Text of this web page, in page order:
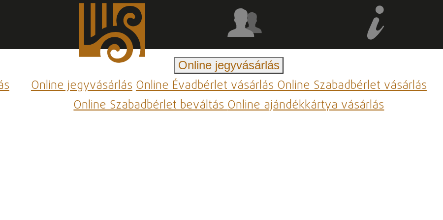
Online jegyvásárlás
Online jegyvásárlásOnline Évadbérlet vásárlásOnline Szabadbérlet vásárlás
Online Szabadbérlet beváltásOnline ajándékkártya vásárlás